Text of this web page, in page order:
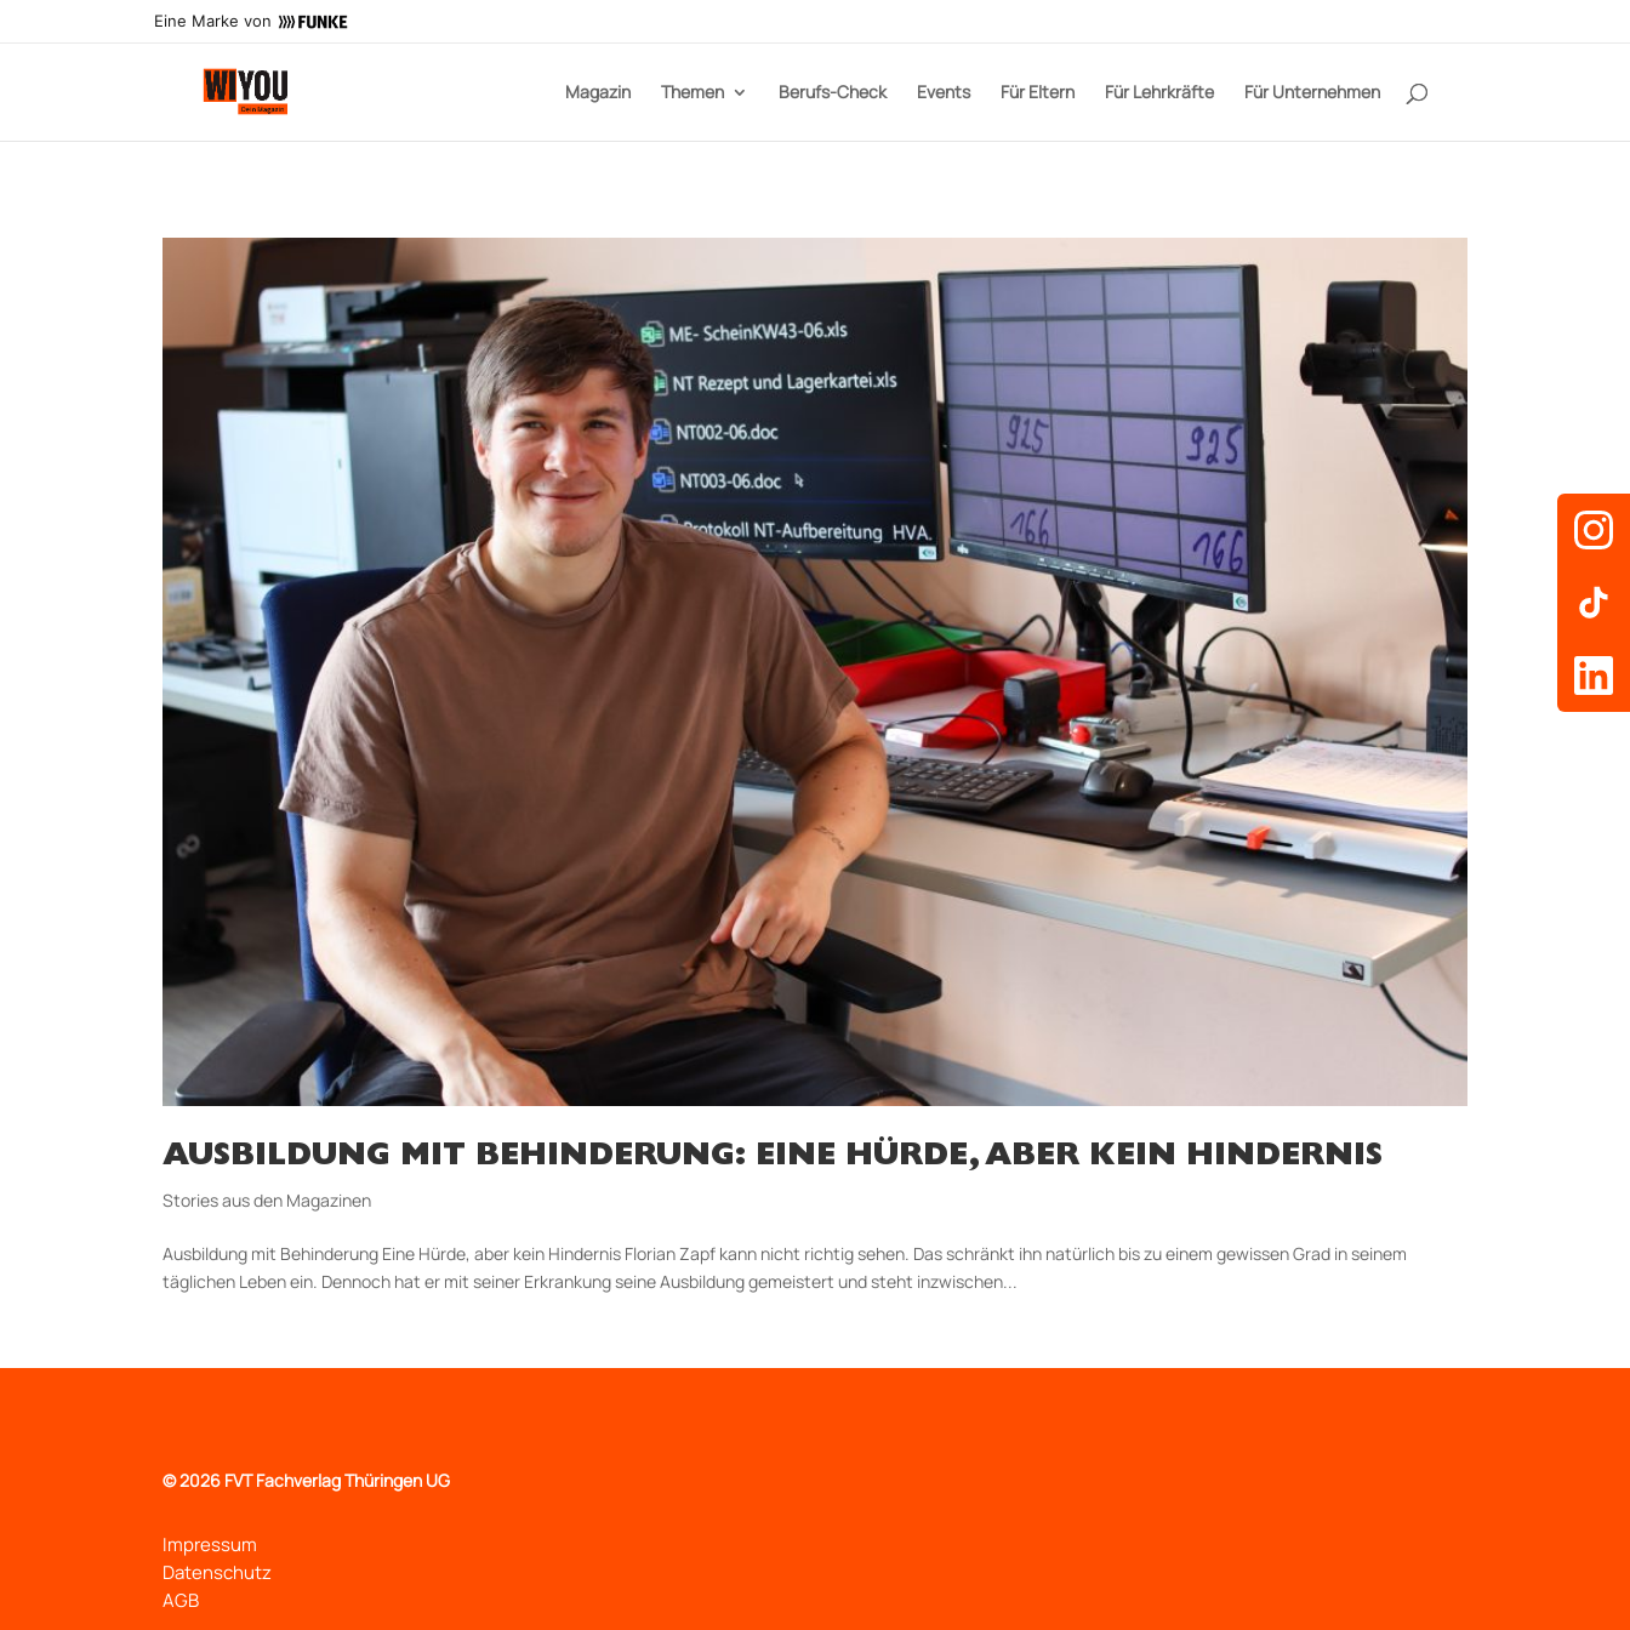
Eine Marke von
Magazin Themen Berufs-Check Events Für Eltern Für Lehrkräfte Für Unternehmen
AUSBILDUNG MIT BEHINDERUNG: EINE HÜRDE, ABER KEIN HINDERNIS
Stories aus den Magazinen
Ausbildung mit Behinderung Eine Hürde, aber kein Hindernis Florian Zapf kann nicht richtig sehen. Das schränkt ihn natürlich bis zu einem gewissen Grad in seinem
täglichen Leben ein. Dennoch hat er mit seiner Erkrankung seine Ausbildung gemeistert und steht inzwischen...
©2026 FVT Fachverlag Thüringen UG
Impressum
Datenschutz
AGB